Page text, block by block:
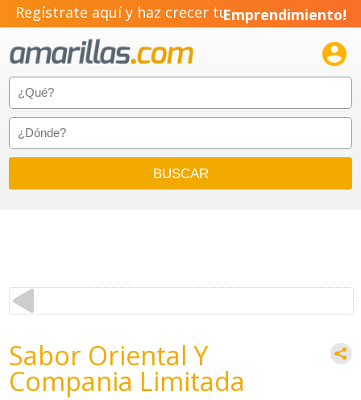
Regístrate aquí y haz crecer tuEmprendimiento!

Sabor Oriental Y
Compania Limitada